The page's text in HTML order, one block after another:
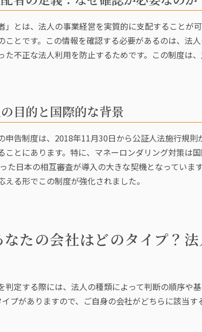
」とは、法人の事業経営を実質的に支配すること
ことです。この情報を確認する必要があるのは、法
た不正な法人利用を防止するためです。この制度は
目的と国際的な背景
申告制度は、2018年11月30日から公証人法施行規
ことにあります。特に、マネーロンダリング対策は
た日本の相互審査が導入の大きな契機となってい
える形でこの制度が強化されました。
なたの会社はどのタイプ？
判定する際には、法人の種類によって判断の順序や
プがありますので、ご自身の会社がどちらに該当す